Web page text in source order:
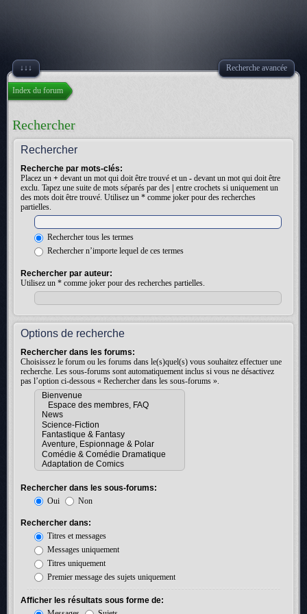
↓↓↓ Recherche avancée
Index du forum
Rechercher
Rechercher
Recherche par mots-clés:
Placez un + devant un mot qui doit être trouvé et un - devant un mot qui doit être
exclu. Tapez une suite de mots séparés par des
entre crochets si uniquement un
des mots doit être trouvé. Utilisez un * comme joker pour des recherches
partielles.
Rechercher tous les termes
Rechercher n’importe lequel de ces termes
Rechercher par auteur:
Utilisez un * comme joker pour des recherches partielles.
Options de recherche
Rechercher dans les forums:
Choisissez le forum ou les forums dans le(s)quel(s) vous souhaitez effectuer une
recherche. Les sous-forums sont automatiquement inclus si vous ne désactivez
pas l’option ci-dessous « Rechercher dans les sous-forums ».
Rechercher dans les sous-forums:
Oui
Non
Rechercher dans:
Titres et messages
Messages uniquement
Titres uniquement
Premier message des sujets uniquement
Afficher les résultats sous forme de: